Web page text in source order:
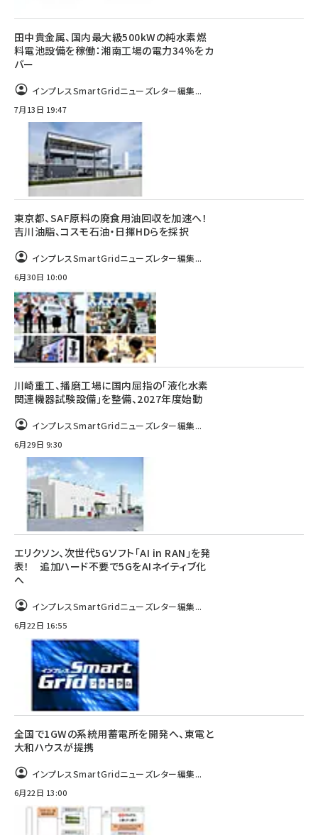
田中貴金属、国内最大級500kWの純水素燃
料電池設備を稼働：湘南工場の電力34％をカ
バー
インプレスSmartGridニューズレター編集...
7月13日 19:47
東京都、SAF原料の廃食用油回収を加速へ！
吉川油脂、コスモ石油・日揮HDらを採択
インプレスSmartGridニューズレター編集...
6月30日 10:00
川崎重工、播磨工場に国内屈指の「液化水素
関連機器試験設備」を整備、2027年度始動
インプレスSmartGridニューズレター編集...
6月29日 9:30
エリクソン、次世代5Gソフト「AI in RAN」を発
表！ 追加ハード不要で5GをAIネイティブ化
へ
インプレスSmartGridニューズレター編集...
6月22日 16:55
全国で1GWの系統用蓄電所を開発へ、東電と
大和ハウスが提携
インプレスSmartGridニューズレター編集...
6月22日 13:00